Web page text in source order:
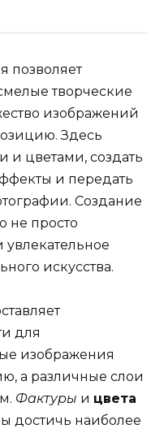
позволяет
творческие
изображений
Здесь
и цветами, создать
и передать
Создание
не просто
искусства.
для
изображения
а различные слои
Фактуры и цвета
достичь наиболее